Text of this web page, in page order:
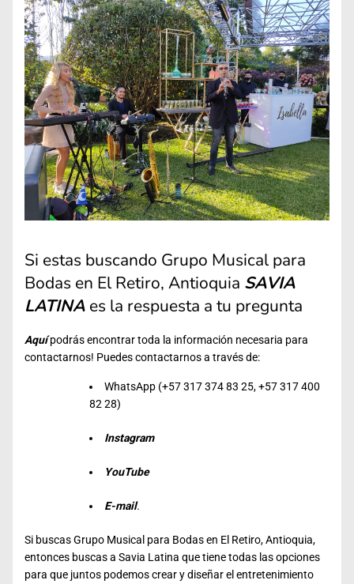
Si estas buscando Grupo Musical para
Bodas en El Retiro, Antioquia SAVIA
LATINA es la respuesta a tu pregunta
Aquípodrás encontrar toda la información necesaria para
contactarnos! Puedes contactarnos a través de:
WhatsApp (+57 317 374 83 25, +57 317 400
82 28)
Instagram
YouTube
E-mail.
Si buscas Grupo Musical para Bodas en El Retiro, Antioquia,
entonces buscas a Savia Latina que tiene todas las opciones
para que juntos podemos crear y diseñar el entretenimiento